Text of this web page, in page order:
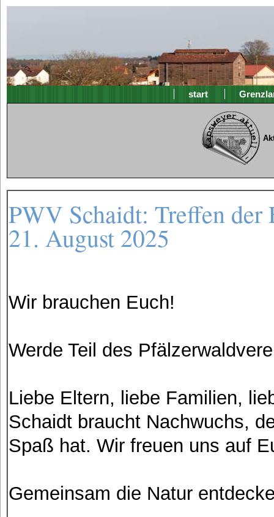
start
PWV Schaidt: Treffen der
21. August 2025
Wir brauchen Euch!
Werde Teil des
Liebe Eltern, liebe Familien,
Schaidt braucht Nachwuchs,
Spaß hat. Wir freuen uns auf
Gemeinsam die Natur